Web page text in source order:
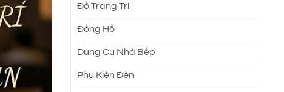
Đồ Trang Trí
Đồng Hồ
Dung Cụ Nhà Bếp
Phụ Kiện Đèn